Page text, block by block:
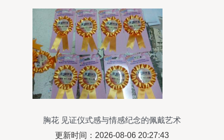
胸花 见证仪式感与情感纪念的佩戴艺术
更新时间：2026-08-06 20:27:43